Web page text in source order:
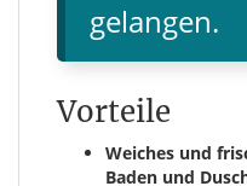
gelangen.
Vorteile
Weiches und
Baden und